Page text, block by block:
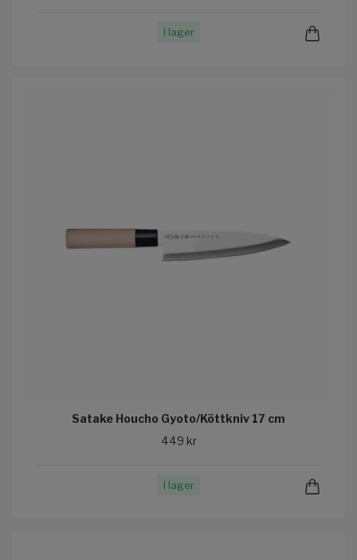
I lager
Satake Houcho Gyoto/Köttkniv 17 cm
449 kr
I lager